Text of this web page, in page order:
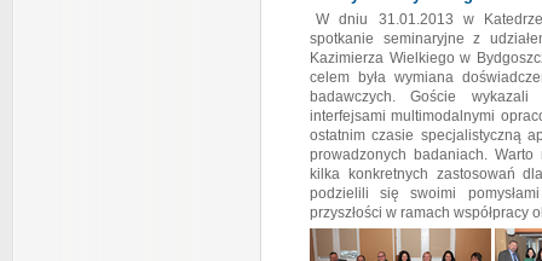
W dniu 31.01.2013 w
spotkanie seminaryjne z
Kazimierza Wielkiego w
celem była wymiana
badawczych. Goście
interfejsami multimodalnymi
ostatnim czasie specjalistyczną
prowadzonych badaniach.
kilka konkretnych zastosowań
podzielili się swoimi
przyszłości w ramach współpracy